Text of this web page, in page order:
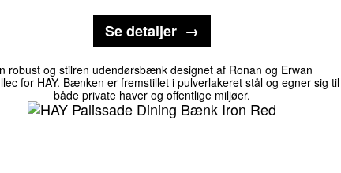
Se detaljer
robust og stilren udendørsbænk designet af Ronan og Erwan
for HAY. Bænken er fremstillet i pulverlakeret stål og egner sig til
både private haver og offentlige miljøer.